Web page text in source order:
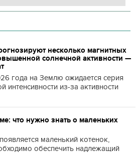
несколько магнитных
солнечной активности —
года на Землю ожидается серия
интенсивности из-за активности
что нужно знать о маленьких
маленький котенок,
обеспечить надлежащий